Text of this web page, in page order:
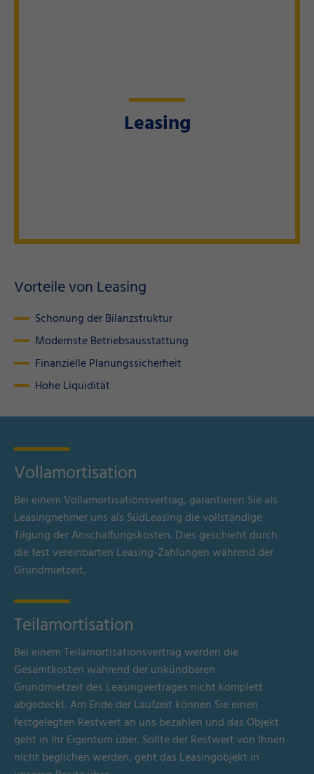
Leasing
Vorteile von Leasing
Schonung der Bilanzstruktur
Modernste Betriebsausstattung
Finanzielle Planungssicherheit
Hohe Liquidität
Vollamortisation
Bei einem Vollamortisationsvertrag, garantieren Sie als
Leasingnehmer uns als SüdLeasing die vollständige
Tilgung der Anschaffungskosten. Dies geschieht durch
die fest vereinbarten Leasing-Zahlungen während der
Grundmietzeit.
Teilamortisation
Bei einem Teilamortisationsvertrag werden die
Gesamtkosten während der unkündbaren
Grundmietzeit des Leasingvertrages nicht komplett
abgedeckt. Am Ende der Laufzeit können Sie einen
festgelegten Restwert an uns bezahlen und das Objekt
geht in Ihr Eigentum über. Sollte der Restwert von Ihnen
nicht beglichen werden, geht das Leasingobjekt in